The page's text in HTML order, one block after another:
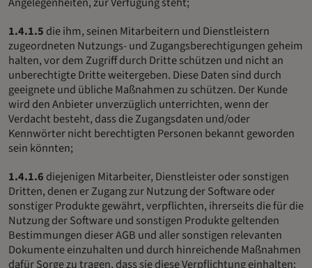
1.4.1.5 die ihm, seinen Mitarbeitern und Dienstleistern
zugeordneten Nutzungs- und Zugangsberechtigungen geheim
halten, vor dem Zugriff durch Dritte schützen und nicht an
unberechtigte Dritte weitergeben. Diese Daten sind durch
geeignete und übliche Maßnahmen zu schützen. Der Kunde
wird den Anbieter unverzüglich unterrichten, wenn der
Verdacht besteht, dass die Zugangsdaten und/oder
Kennwörter nicht berechtigten Personen bekannt geworden
sein könnten;
1.4.1.6 diejenigen Mitarbeiter, Dienstleister oder sonstigen
Dritten, denen er Zugang zur Nutzung der Software oder
sonstiger Produkte gewährt, verpflichten, ihrerseits die für die
Nutzung der Software und sonstigen Produkte geltenden
Bestimmungen dieser AGB und aller sonstigen relevanten
Dokumente einzuhalten und durch hinreichende Maßnahmen
dafür Sorge zu tragen, dass sie diese Verpflichtung einhalten;